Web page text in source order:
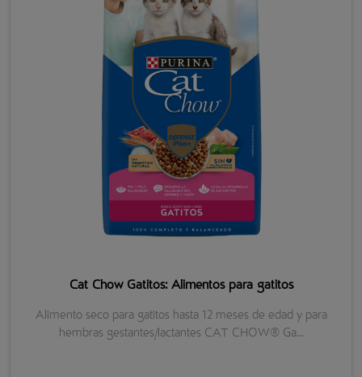
Cat Chow Gatitos: Alimentos para gatitos
Alimento seco para gatitos hasta 12 meses de edad y para
hembras gestantes/lactantes CAT CHOW® Ga...